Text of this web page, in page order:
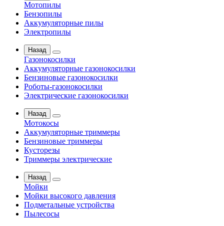
Мотопилы
Бензопилы
Аккумуляторные пилы
Электропилы
Назад
Газонокосилки
Аккумуляторные газонокосилки
Бензиновые газонокосилки
Роботы-газонокосилки
Электрические газонокосилки
Назад
Мотокосы
Аккумуляторные триммеры
Бензиновые триммеры
Кусторезы
Триммеры электрические
Назад
Мойки
Мойки высокого давления
Подметальные устройства
Пылесосы